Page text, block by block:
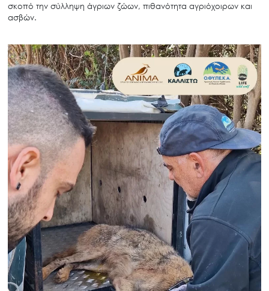
σκοπό την σύλληψη άγριων ζώων, πιθανότητα αγριόχοιρων και
ασβών.